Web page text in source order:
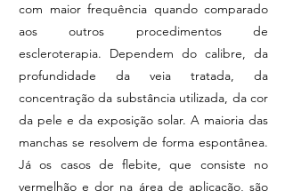
com maior frequência quando comparado
aos outros procedimentos de
escleroterapia. Dependem do calibre, da
profundidade da veia tratada, da
concentração da substância utilizada, da cor
da pele e da exposição solar. A maioria das
manchas se resolvem de forma espontânea.
Já os casos de flebite, que consiste no
vermelhão e dor na área de aplicação, são